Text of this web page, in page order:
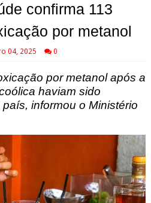
confirma 113
por metanol
04, 2025 0
por metanol após a
haviam sido
informou o Ministério